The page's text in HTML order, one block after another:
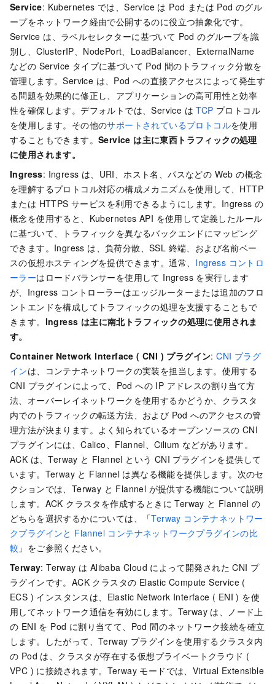
Service: Kubernetes では、Service は Pod または Pod のグル
ープをネットワーク経由で公開するのに役立つ抽象化です。
Service は、ラベルセレクターに基づいて Pod のグループを識
別し、ClusterIP、NodePort、LoadBalancer、ExternalName
などの Service タイプに基づいて Pod 間のトラフィック分散を
管理します。Service は、Pod への直接アクセスによって発生す
る問題を効果的に修正し、アプリケーションの高可用性と効率
性を確保します。デフォルトでは、Service はTCP プロトコル
を使用します。その他のサポートされているプロトコルを使用
することもできます。 Service は主に東西トラフィックの処理
に使用されます。
Ingress: Ingress は、URI、ホスト名、パスなどの Web の概念
を理解するプロトコル対応の構成メカニズムを使用して、HTTP
または HTTPS サービスを利用できるようにします。Ingress の
概念を使用すると、Kubernetes API を使用して定義したルール
に基づいて、トラフィックを異なるバックエンドにマッピング
できます。Ingress は、負荷分散、SSL 終端、および名前ベー
スの仮想ホスティングを提供できます。通常、 Ingress コントロ
ーラーはロードバランサーを使用して Ingress を実行します
が、Ingress コントローラーはエッジルーターまたは追加のフロ
ントエンドを構成してトラフィックの処理を支援することもで
きます。 Ingress は主に南北トラフィックの処理に使用されま
す。
Container Network Interface ( CNI ) プラグイン:CNI プラグ
インは、コンテナネットワークの実装を担当します。使用する
CNI プラグインによって、Pod への IP アドレスの割り当て方
法、オーバーレイネットワークを使用するかどうか、クラスタ
内でのトラフィックの転送方法、および Pod へのアクセスの管
理方法が決まります。よく知られているオープンソースの CNI
プラグインには、Calico、Flannel、Cilium などがあります。
ACK は、Terway と Flannel という CNI プラグインを提供して
います。Terway と Flannel は異なる機能を提供します。次のセ
クションでは、Terway と Flannel が提供する機能について説明
します。ACK クラスタを作成するときに Terway と Flannel の
どちらを選択するかについては、「Terway コンテナネットワー
クプラグインと Flannel コンテナネットワークプラグインの比
較 」をご参照ください。
Terway: Terway は Alibaba Cloud によって開発された CNI プ
ラグインです。ACK クラスタの Elastic Compute Service (
ECS ) インスタンスは、Elastic Network Interface ( ENI ) を使
用してネットワーク通信を有効にします。Terway は、ノード上
の ENI を Pod に割り当てて、Pod 間のネットワーク接続を確立
します。したがって、Terway プラグインを使用するクラスタ内
の Pod は、クラスタが存在する仮想プライベートクラウド (
VPC ) に接続されます。Terway モードでは、Virtual Extensible